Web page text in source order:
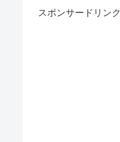
スポンサードリンク